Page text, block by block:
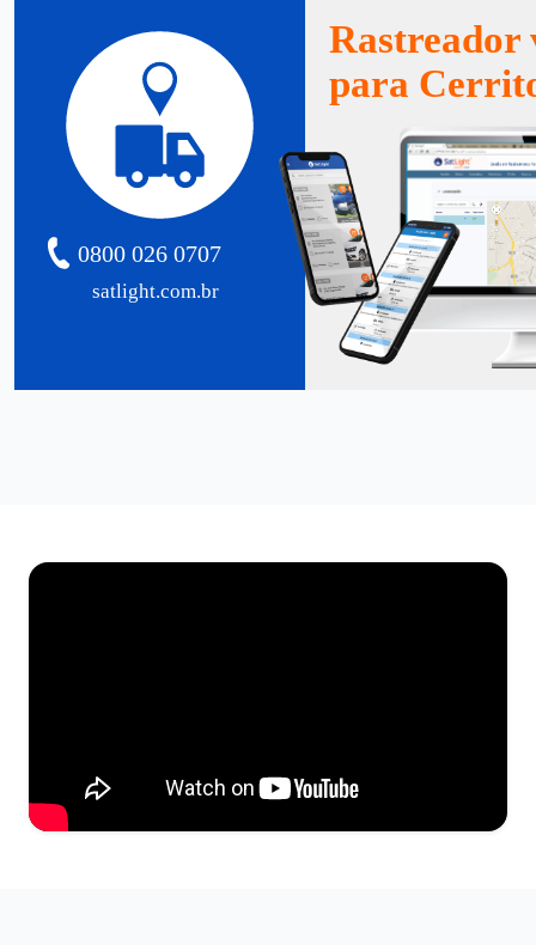
satlight.com.br
0800 026 0707
Rastreador
para